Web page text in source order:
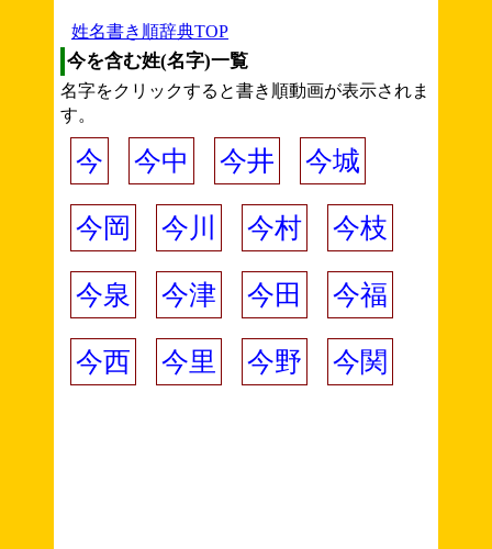
姓名書き順辞典TOP
今を含む姓(名字)一覧
名字をクリックすると書き順動画が表示されま
す。
今 今中 今井 今城
今岡 今川 今村 今枝
今泉 今津 今田 今福
今西 今里 今野 今関